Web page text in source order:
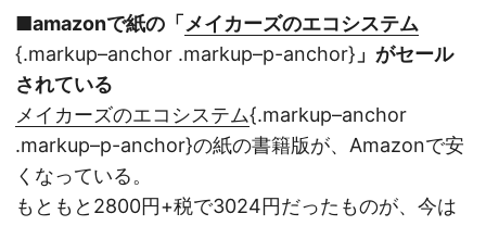
■amazonで紙の「 メイカーズのエコシステム
{.markup–anchor .markup–p-anchor} 」がセール
されている
メイカーズのエコシステム{.markup–anchor
.markup–p-anchor}の紙の書籍版が、Amazonで安
くなっている。
もともと2800円+税で3024円だったものが、今は